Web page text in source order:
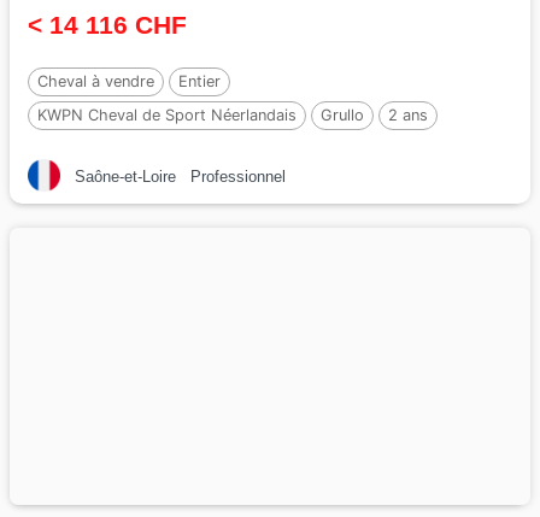
< 14 116 CHF
Cheval à vendre
Entier
KWPN Cheval de Sport Néerlandais
Grullo
2 ans
Saône-et-Loire
Professionnel